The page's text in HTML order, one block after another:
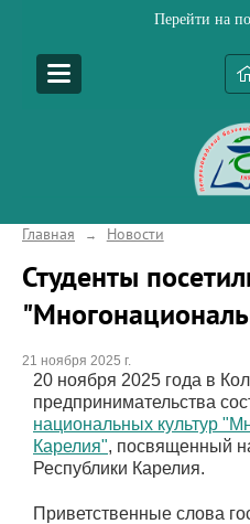
Перейти на
Главная → Новости
Студенты
21 ноября 2025 г.
20 ноября 2025 года в
предпринимательства
национальных культур
Карелия", посвященный
Республики Карелия.
Приветственные слова